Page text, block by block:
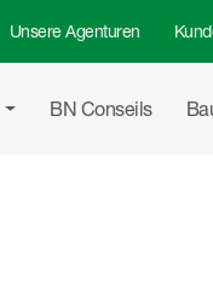
Unsere Agenturen
BN Conseils